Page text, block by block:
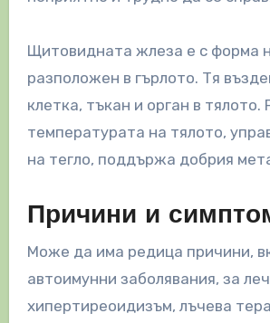
Щитовидната жлеза е с форма
разположен в гърлото. Тя
клетка, тъкан и орган в тялото.
температурата на тялото,
на тегло, поддържа добрия
Причини и
Може да има редица причини,
автоимунни заболявания, за
хипертиреоидизъм, лъчева